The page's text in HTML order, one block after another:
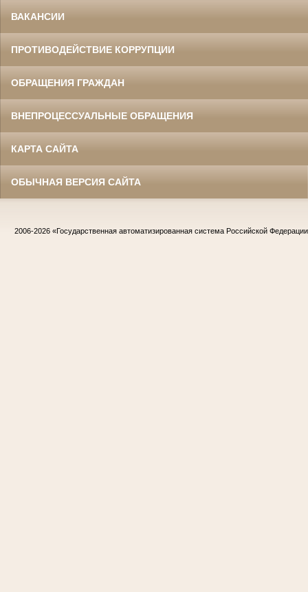
ВАКАНСИИ
ПРОТИВОДЕЙСТВИЕ КОРРУПЦИИ
ОБРАЩЕНИЯ ГРАЖДАН
ВНЕПРОЦЕССУАЛЬНЫЕ ОБРАЩЕНИЯ
КАРТА САЙТА
ОБЫЧНАЯ ВЕРСИЯ САЙТА
2006-2026 «Государственная автоматизированная система Российской